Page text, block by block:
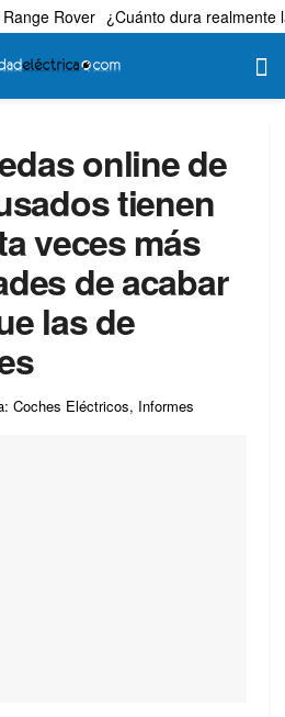
Rover ¿Cuánto dura realmente
online de
tienen
veces más
de acabar
las de
Coches Eléctricos, Informes